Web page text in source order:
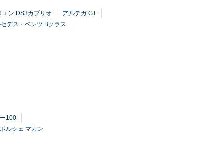
エン DS3カブリオ
アルテガ GT
セデス・ベンツ Bクラス
100
ポルシェ マカン